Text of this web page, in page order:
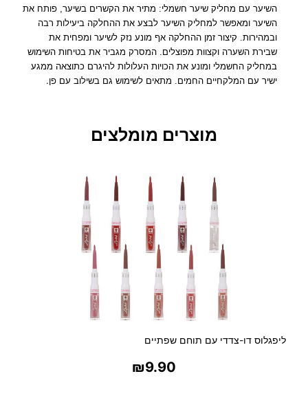
ה
ח
ל
ק
ת
ש
ר
השיער עם מחליק שיער חשמלי: מתיר את הקשרים בשיער, פותח את
השיער ומאפשר למחליק השיער לבצע את ההחלקה ביעילות רבה
ובמהירות. קיצור זמן ההחלקה אף מונע נזק לשיער ומפחית את
שבירת השערה וקצוות מפוצלים. המסרק מגביר את בטיחות השימוש
במחליק החשמלי ומונע את הכויות העלולות להיגרם כתוצאה ממגע
ישיר עם המלקחיים החמים. מתאים לשימוש גם בשילוב עם פן.
מוצרים מומלצים
ליפגלוס דו-צדדי עם תוחם שפתיים
₪9.90